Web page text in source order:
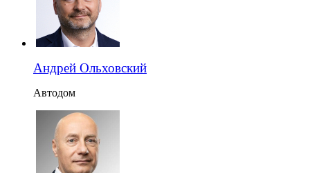
Андрей Ольховский
Автодом